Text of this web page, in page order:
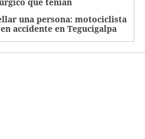
una persona: motociclista
accidente en Tegucigalpa